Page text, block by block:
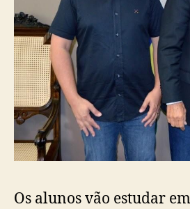
Os alunos vão estudar